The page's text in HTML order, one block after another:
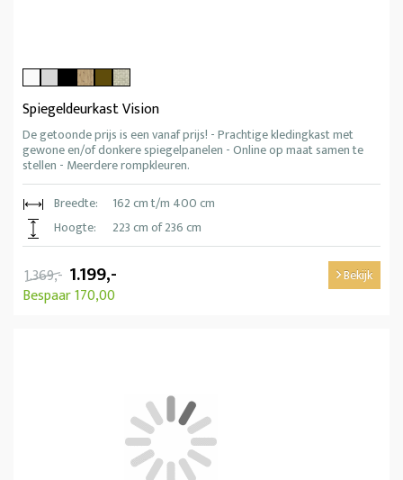
Spiegeldeurkast Vision
De getoonde prijs is een vanaf prijs! - Prachtige kledingkast met
gewone en/of donkere spiegelpanelen - Online op maat samen te
stellen - Meerdere rompkleuren.
Breedte:
162 cm t/m 400 cm
Hoogte:
223 cm of 236 cm
1.369,- 1.199,-
Bespaar 170,00
Bekijk